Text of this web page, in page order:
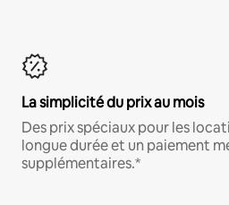
La simplicité du prix au mois
Des prix spéciaux pour les
longue durée et un paiement
supplémentaires.*